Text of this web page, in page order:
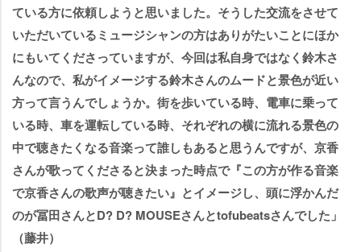
ている方に依頼しようと思いました。そうした交流をさせて
いただいているミュージシャンの方はありがたいことにほか
にもいてくださっていますが、今回は私自身ではなく鈴木さ
んなので、私がイメージする鈴木さんのムードと景色が近い
方って言うんでしょうか。街を歩いている時、電車に乗って
いる時、車を運転している時、それぞれの横に流れる景色の
中で聴きたくなる音楽って誰しもあると思うんですが、京香
さんが歌ってくださると決まった時点で『この方が作る音楽
で京香さんの歌声が聴きたい』とイメージし、頭に浮かんだ
のが冨田さんとD? D? MOUSEさんとtofubeatsさんでした」
（藤井）